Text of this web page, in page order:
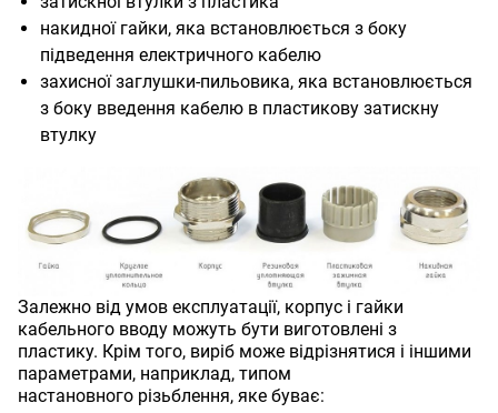
накидної гайки, яка встановлюється з боку
підведення електричного кабелю
захисної заглушки-пильовика, яка встановлюється
з боку введення кабелю в пластикову затискну
втулку
Залежно від умов експлуатації, корпус і гайки
кабельного вводу можуть бути виготовлені з
пластику. Крім того, виріб може відрізнятися і іншими
параметрами, наприклад, типом
настановного різьблення, яке буває: